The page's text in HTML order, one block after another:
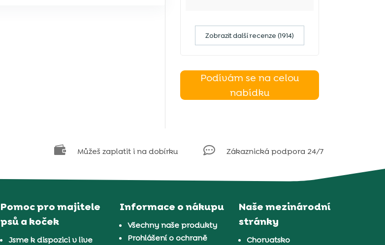
Zobrazit další recenze (1914)
Podívám se na celou
nabídku
 Můžeš zaplatit i na dobírku  Zákaznická podpora 24/7
Pomoc pro majitele
psů a koček
Jsme k dispozici v live
Informace o nákupu
Všechny naše produkty
Prohlášení o ochraně
Naše mezinárodní
stránky
Chorvatsko